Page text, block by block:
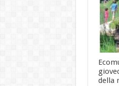
della